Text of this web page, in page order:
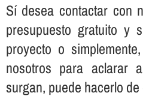
Sí­ desea contactar con
presupuesto gratuito y
proyecto o
nosotros para aclarar
surgan, puede hacerlo